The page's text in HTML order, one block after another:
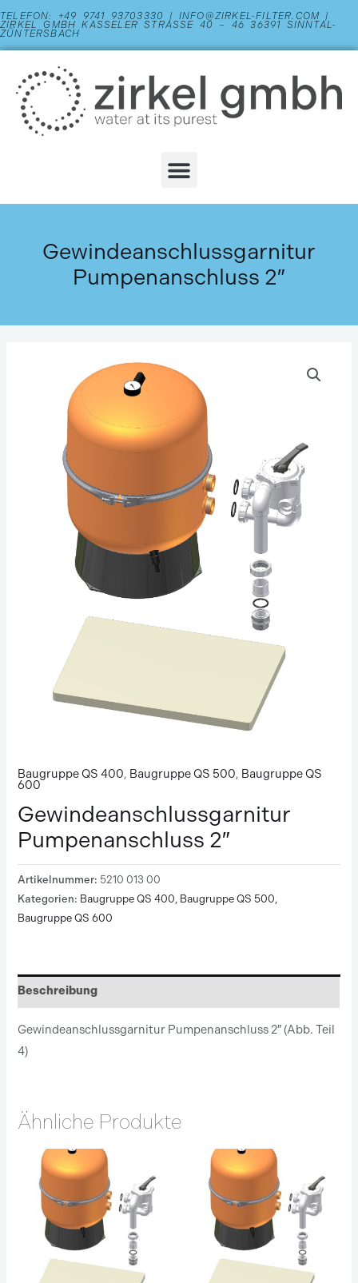
Zum
Inhalt
springen
TELEFON: +49 9741 93703330 | INFO@ZIRKEL-FILTER.COM |
ZIRKEL GMBH KASSELER STRASSE 40 – 46 36391 SINNTAL-Z
ÜNTERSBACH
Menu
Gewindeanschlussgarnitur
Pumpenanschluss 2″
Baugruppe QS 400, Baugruppe QS 500, Baugruppe QS
600
Gewindeanschlussgarnitur
Pumpenanschluss 2″
Artikelnummer: 5210 013 00
Kategorien: Baugruppe QS 400, Baugruppe QS 500,
Baugruppe QS 600
Beschreibung
Gewindeanschlussgarnitur Pumpenanschluss 2″ (Abb. Teil
4)
Ähnliche Produkte